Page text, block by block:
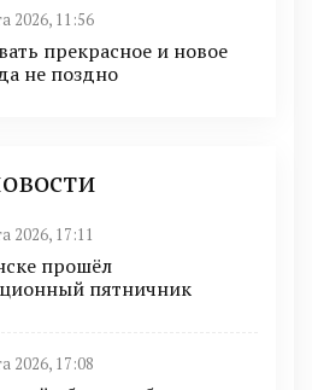
2026, 11:56
прекрасное и новое
не поздно
2026, 17:11
прошёл
пятничник
2026, 17:08